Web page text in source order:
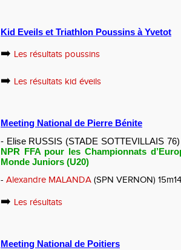
Kid Eveils et Triathlon Poussins à Yvetot
➡️ Les résultats poussins
➡️ Les résultats kid éveils
Meeting National de Pierre Bénite
- Elise RUSSIS (STADE SOTTEVILLAIS
NPR FFA pour les Championnats
Monde Juniors (U20)
- Alexandre MALANDA (SPN VERNON)
➡️ Les résultats
Meeting National de Poitiers